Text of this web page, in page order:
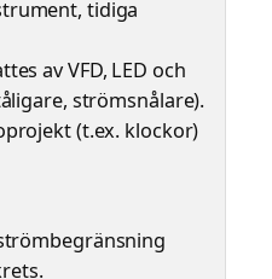
tidiga
av VFD, LED och
strömsnålare).
(t.ex. klockor)